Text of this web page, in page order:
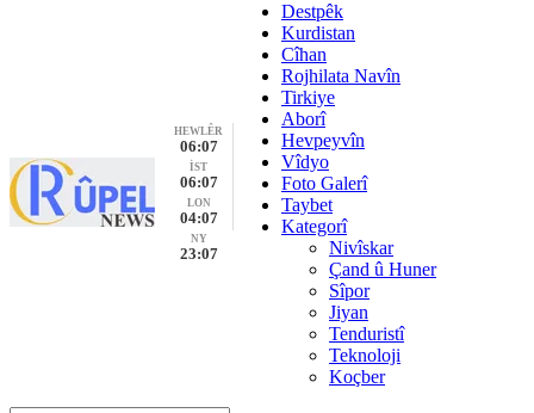
HEWLÊR
06:07
İST
06:07
LON
04:07
NY
23:07
Destpêk
Kurdistan
Cîhan
Rojhilata Navîn
Tirkiye
Aborî
Hevpeyvîn
Vîdyo
Foto Galerî
Taybet
Kategorî
Nivîskar
Çand û Huner
Sîpor
Jiyan
Tenduristî
Teknoloji
Koçber